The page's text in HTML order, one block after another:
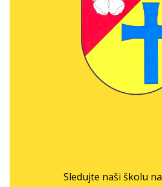
Sledujte naši školu na